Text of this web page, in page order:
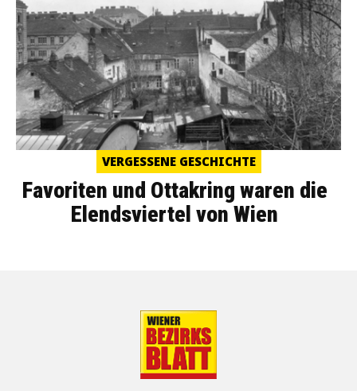
VERGESSENE GESCHICHTE
Favoriten und Ottakring waren die
Elendsviertel von Wien